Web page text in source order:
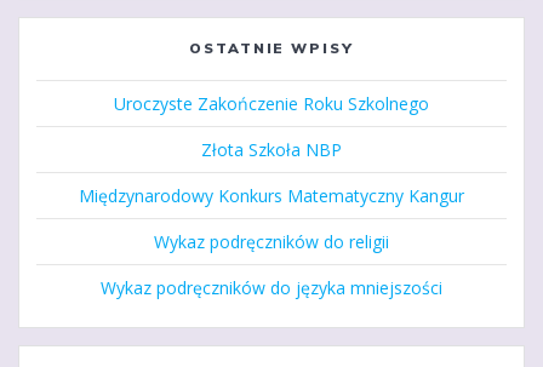
OSTATNIE WPISY
Uroczyste Zakończenie Roku Szkolnego
Złota Szkoła NBP
Międzynarodowy Konkurs Matematyczny Kangur
Wykaz podręczników do religii
Wykaz podręczników do języka mniejszości